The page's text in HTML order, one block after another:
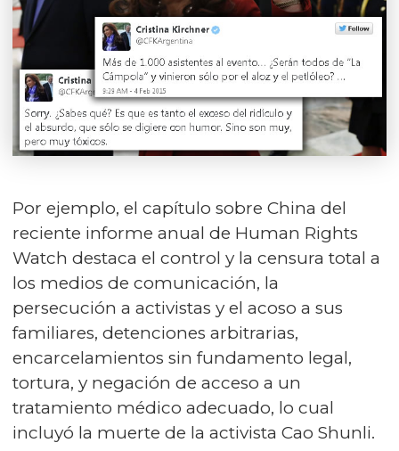
Por ejemplo, el capítulo sobre China del
reciente informe anual de Human Rights
Watch destaca el control y la censura total a
los medios de comunicación, la
persecución a activistas y el acoso a sus
familiares, detenciones arbitrarias,
encarcelamientos sin fundamento legal,
tortura, y negación de acceso a un
tratamiento médico adecuado, lo cual
incluyó la muerte de la activista Cao Shunli.